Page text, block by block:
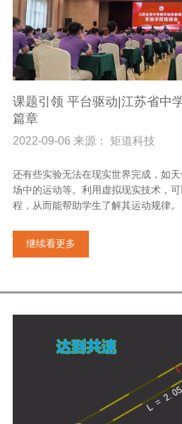
课题引领 平台驱动|江苏省中
篇章
2022-09-06 来源： 矩道科技
还有些实验无法在现实世界完成，如
场中的运动等。利用虚拟现实技术，
程，从而能帮助学生了解其运动规律。
继续看更多